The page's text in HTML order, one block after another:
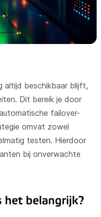
altijd beschikbaar blijft,
Dit bereik je door
failover-
omvat zowel
testen. Hierdoor
bij onverwachte
het belangrijk?